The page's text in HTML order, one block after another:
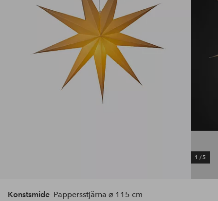
1 /5
Konstsmide Pappersstjärna ⌀ 115 cm